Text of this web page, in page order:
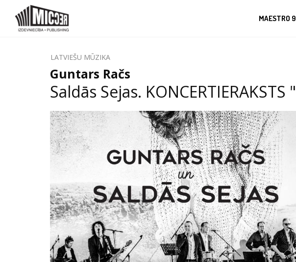
MAESTRO
LATVIEŠU MŪZIKA
Guntars Račs
Saldās Sejas.